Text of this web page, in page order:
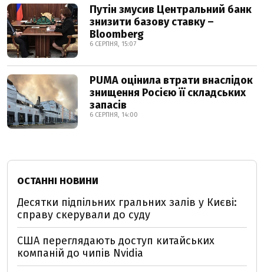
Путін змусив Центральний банк
знизити базову ставку –
Bloomberg
6 СЕРПНЯ, 15:07
PUMA оцінила втрати внаслідок
знищення Росією її складських
запасів
6 СЕРПНЯ, 14:00
ОСТАННІ НОВИНИ
Десятки підпільних гральних залів у Києві:
справу скерували до суду
США переглядають доступ китайських
компаній до чипів Nvidia